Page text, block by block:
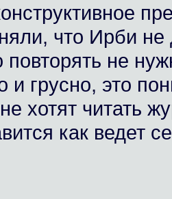
что Ирби не
повторять не
и грусно, это
хотят читать
как ведет